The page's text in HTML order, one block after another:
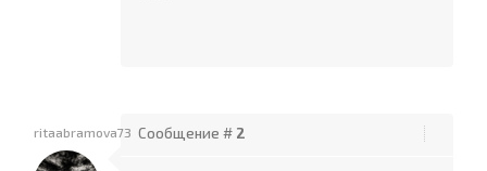
ritaabramova73 Сообщение # 2